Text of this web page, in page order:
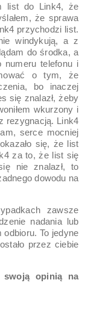
list do Link4, że
że sprawa
przychodzi list.
windykują, a z
do środka, a
numeru telefonu i
o tym, że
bo inaczej
się znalazł, żeby
wkurzony i
rezygnacją. Link4
serce mocniej
się, że list
za to, że list się
nie znalazł, to
dowodu na
zawsze
nadania lub
To jedyne
przez ciebie
swoją opinią na